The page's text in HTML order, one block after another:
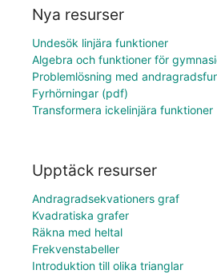
Nya resurser
Undesök linjära funktioner
Algebra och funktioner för
Problemlösning med
Fyrhörningar (pdf)
Transformera ickelinjära funktioner
Upptäck resurser
Andragradsekvationers graf
Kvadratiska grafer
Räkna med heltal
Frekvenstabeller
Introduktion till olika trianglar